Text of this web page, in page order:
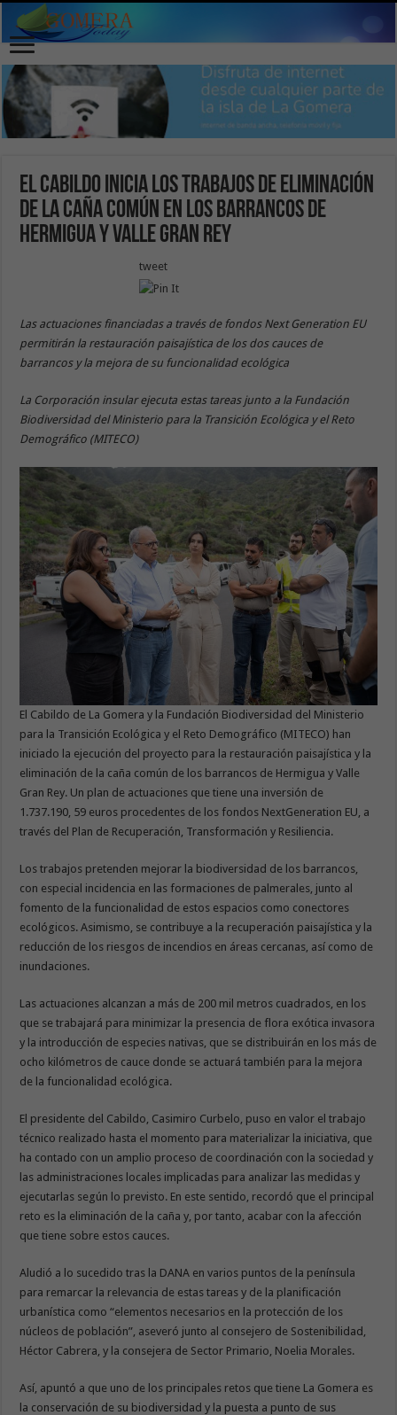
El Cabildo inicia los trabajos de eliminación
de la caña común en los barrancos de
Hermigua y Valle Gran Rey
tweet
Las actuaciones financiadas a través de fondos Next Generation EU
permitirán la restauración paisajística de los dos cauces de
barrancos y la mejora de su funcionalidad ecológica
La Corporación insular ejecuta estas tareas junto a la Fundación
Biodiversidad del Ministerio para la Transición Ecológica y el Reto
Demográfico (MITECO)
El Cabildo de La Gomera y la Fundación Biodiversidad del Ministerio
para la Transición Ecológica y el Reto Demográfico (MITECO) han
iniciado la ejecución del proyecto para la restauración paisajística y la
eliminación de la caña común de los barrancos de Hermigua y Valle
Gran Rey. Un plan de actuaciones que tiene una inversión de
1.737.190, 59 euros procedentes de los fondos NextGeneration EU, a
través del Plan de Recuperación, Transformación y Resiliencia.
Los trabajos pretenden mejorar la biodiversidad de los barrancos,
con especial incidencia en las formaciones de palmerales, junto al
fomento de la funcionalidad de estos espacios como conectores
ecológicos. Asimismo, se contribuye a la recuperación paisajística y la
reducción de los riesgos de incendios en áreas cercanas, así como de
inundaciones.
Las actuaciones alcanzan a más de 200 mil metros cuadrados, en los
que se trabajará para minimizar la presencia de flora exótica invasora
y la introducción de especies nativas, que se distribuirán en los más de
ocho kilómetros de cauce donde se actuará también para la mejora
de la funcionalidad ecológica.
El presidente del Cabildo, Casimiro Curbelo, puso en valor el trabajo
técnico realizado hasta el momento para materializar la iniciativa, que
ha contado con un amplio proceso de coordinación con la sociedad y
las administraciones locales implicadas para analizar las medidas y
ejecutarlas según lo previsto. En este sentido, recordó que el principal
reto es la eliminación de la caña y, por tanto, acabar con la afección
que tiene sobre estos cauces.
Aludió a lo sucedido tras la DANA en varios puntos de la península
para remarcar la relevancia de estas tareas y de la planificación
urbanística como “elementos necesarios en la protección de los
núcleos de población”, aseveró junto al consejero de Sostenibilidad,
Héctor Cabrera, y la consejera de Sector Primario, Noelia Morales.
Así, apuntó a que uno de los principales retos que tiene La Gomera es
la conservación de su biodiversidad y la puesta a punto de sus